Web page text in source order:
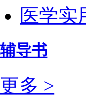
医学实
辅导书
更多 >